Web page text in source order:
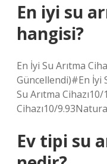
En iyi su
hangisi?
En İyi Su Arıtma
Güncellendi)#En İyi
Su Arıtma
Cihazı10/
Ev tipi su